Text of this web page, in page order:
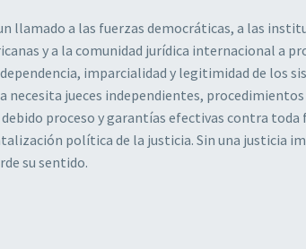
llamado a las fuerzas democráticas, a las
y a la comunidad jurídica internacional a
imparcialidad y legitimidad de los
necesita jueces independientes,
proceso y garantías efectivas contra toda
política de la justicia. Sin una justicia
su sentido.